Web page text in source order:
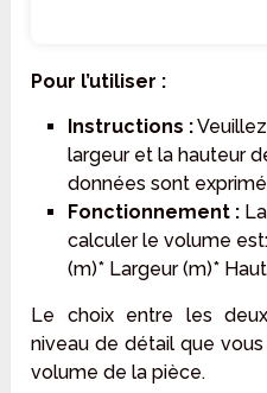
Pour l’utiliser :
Instructions :
largeur et la hauteur
données sont
Fonctionnement :La
calculer le volume
(m)* Largeur (m)*
Le choix entre les
niveau de détail que
volume de la pièce.